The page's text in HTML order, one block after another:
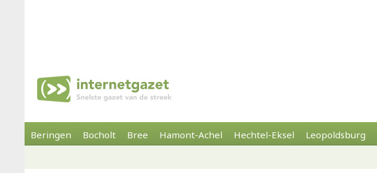
Beringen Bocholt Bree Hamont-Achel Hechtel-Eksel Leopoldsburg